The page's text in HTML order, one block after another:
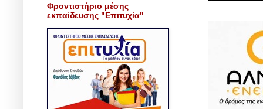
Φροντιστήριο μέσης
εκπαίδευσης "Επιτυχία"